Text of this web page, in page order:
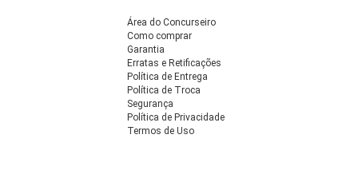
Área do Concurseiro
Como comprar
Garantia
Erratas e Retificações
Política de Entrega
Política de Troca
Segurança
Política de Privacidade
Termos de Uso